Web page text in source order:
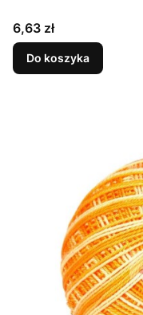
Cena
6,63 zł
Do koszyka